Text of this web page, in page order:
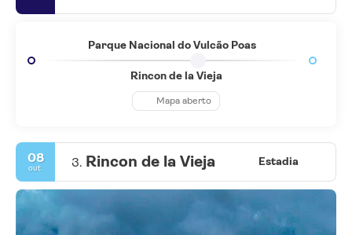
Parque Nacional do Vulcão Poas
Rincon de la Vieja
Mapa aberto
08
out. 3. Rincon de la Vieja Estadia